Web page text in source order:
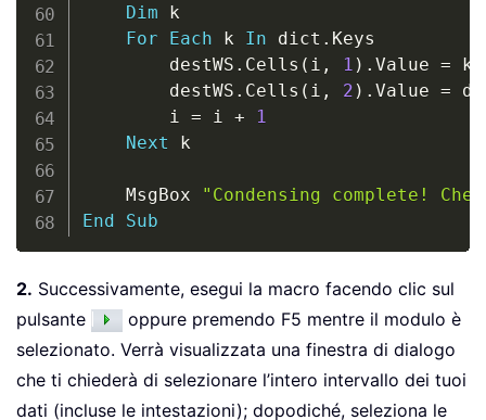
Dim k
For
Each k In dict . Keys
        destWS
. Cells ( i , 1 ) . Value = k
        destWS
. Cells ( i , 2 ) . Value =
        i
= i +
1
Next k
    MsgBox
"Condensing complete!
End
Sub
2. Successivamente, esegui la macro facendo clic sul
pulsante
oppure premendo F5 mentre il modulo è
selezionato. Verrà visualizzata una finestra di dialogo
che ti chiederà di selezionare l’intero intervallo dei tuoi
dati (incluse le intestazioni); dopodiché, seleziona le